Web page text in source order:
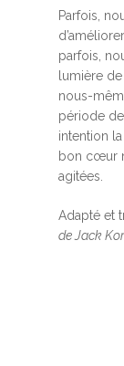
Parfois,
parfois,
lumière
nous-
période
intention
bon cœur
agitées.
Adapté et
de Jack